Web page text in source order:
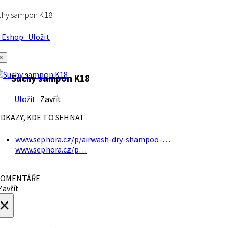
sampon K18
Uložit
Suchy sampon K18
Uložit Zavřít
KDE TO SEHNAT
www.sephora.cz/p/airwash-dry-shampoo-…
www.sephora.cz/p…